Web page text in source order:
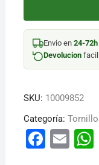
GUÍA
CUADRAD
6072
cantidad
Envio en 24-72h
Devolucionfacil
SKU: 10009852
Categoría:
F E W